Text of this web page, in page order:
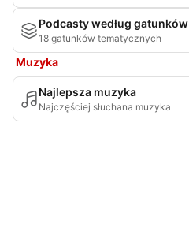
Podcasty według gatunków
18 gatunków tematycznych
Muzyka
Najlepsza muzyka
Najczęściej słuchana muzyka